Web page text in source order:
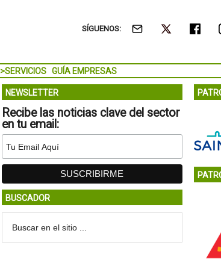
SÍGUENOS:
>SERVICIOS GUÍA EMPRESAS
NEWSLETTER
Recibe las noticias clave del sector
en tu email:
BUSCADOR